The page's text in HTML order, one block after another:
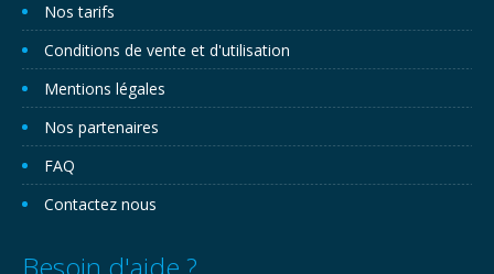
Nos tarifs
Conditions de vente et d'utilisation
Mentions légales
Nos partenaires
FAQ
Contactez nous